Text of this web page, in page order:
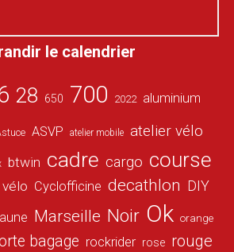
le calendrier
28 650 700 2022 aluminium
ASVP atelier mobile atelier vélo
btwin cadre cargo course
Cyclofficine decathlon DIY
Marseille Noir Ok orange
bagage rockrider rose rouge